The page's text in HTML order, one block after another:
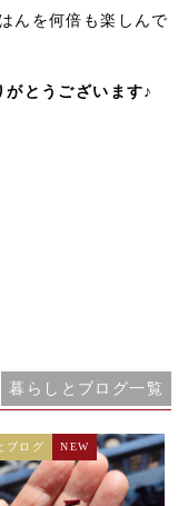
んを何倍も楽しんで
とうございます♪
暮らしとブログ一覧
ブログ NEW